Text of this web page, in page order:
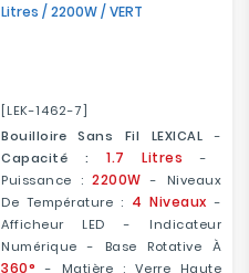
Litres / 2200W / VERT
[LEK-1462-7]
Bouilloire Sans Fil LEXICAL -
Capacité :1.7 Litres
-
Puissance :2200W - Niveaux
De Température : 4 Niveaux -
Afficheur LED - Indicateur
Numérique - Base Rotative À
360° - Matière : Verre Haute